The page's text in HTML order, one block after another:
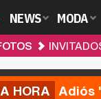
NEWS MODA
HORA Adiós